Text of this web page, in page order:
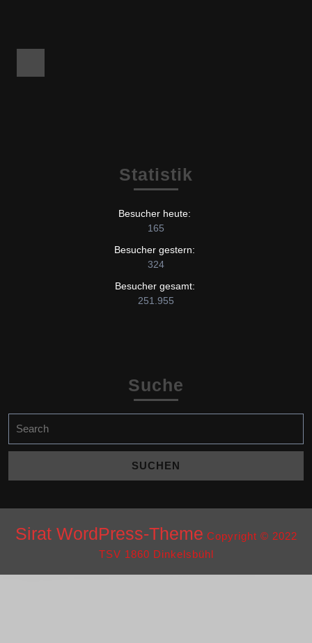
Statistik
Besucher heute:
165
Besucher gestern:
324
Besucher gesamt:
251.955
Suche
for:
Sirat WordPress-Theme Copyright © 2022
TSV 1860 Dinkelsbühl